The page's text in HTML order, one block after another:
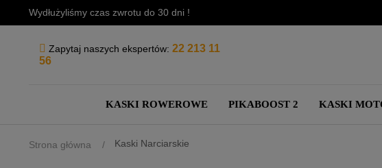
Wydłużyliśmy czas zwrotu do 30 dni !
Zapytaj naszych ekspertów: 22 213 11
56
KASKI ROWEROWE PIKABOOST 2 KASKI
Strona główna Kaski Narciarskie